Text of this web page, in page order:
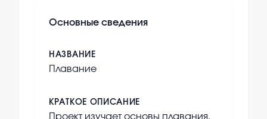
Основные сведения
НАЗВАНИЕ
Плавание
КРАТКОЕ ОПИСАНИЕ
Проект изучает основы плавания,